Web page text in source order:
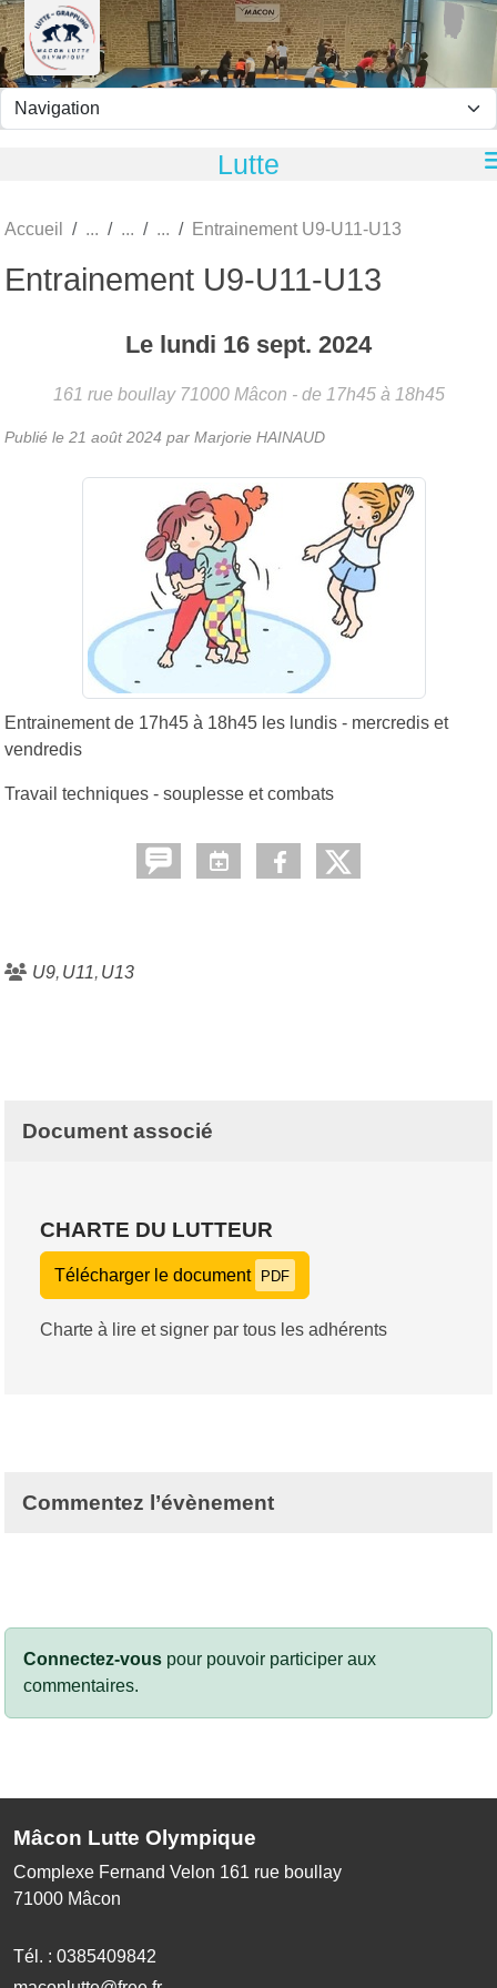
Lutte
Accueil Entrainement U9-U11-U13
Entrainement U9-U11-U13
Le lundi 16 sept. 2024
161 rue boullay 71000 Mâcon - de 17h45 à 18h45
Publié le 21 août 2024 par Marjorie HAINAUD
Entrainement de 17h45 à 18h45 les lundis - mercredis et
vendredis
Travail techniques - souplesse et combats
U9 U11 U13
Document associé
CHARTE DU LUTTEUR
Télécharger le document PDF
Charte à lire et signer par tous les adhérents
Commentez l’évènement
Connectez-vous pour pouvoir participer aux
commentaires.
Mâcon Lutte Olympique
Complexe Fernand Velon 161 rue boullay
71000 Mâcon
Tél. : 0385409842
Panneau de gestion des cookies